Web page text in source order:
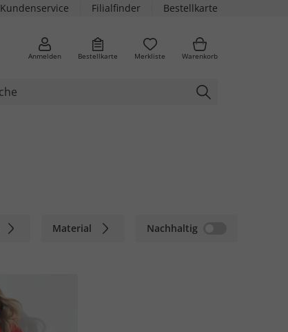
Kundenservice Filialfinder Bestellkarte
Anmelden Bestellkarte Merkliste Warenkorb
Material Nachhaltig